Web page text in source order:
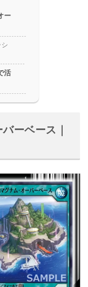
ー
活
ーベース｜